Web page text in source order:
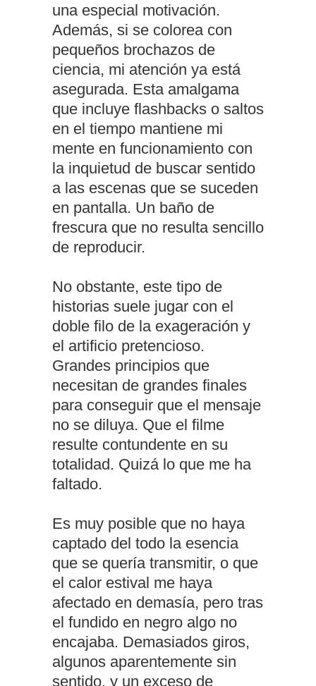
una especial motivación.
Además, si se colorea con
pequeños brochazos de
ciencia, mi atención ya está
asegurada. Esta amalgama
que incluye flashbacks o saltos
en el tiempo mantiene mi
mente en funcionamiento con
la inquietud de buscar sentido
a las escenas que se suceden
en pantalla. Un baño de
frescura que no resulta sencillo
de reproducir.
No obstante, este tipo de
historias suele jugar con el
doble filo de la exageración y
el artificio pretencioso.
Grandes principios que
necesitan de grandes finales
para conseguir que el mensaje
no se diluya. Que el filme
resulte contundente en su
totalidad. Quizá lo que me ha
faltado.
Es muy posible que no haya
captado del todo la esencia
que se quería transmitir, o que
el calor estival me haya
afectado en demasía, pero tras
el fundido en negro algo no
encajaba. Demasiados giros,
algunos aparentemente sin
sentido, y un exceso de